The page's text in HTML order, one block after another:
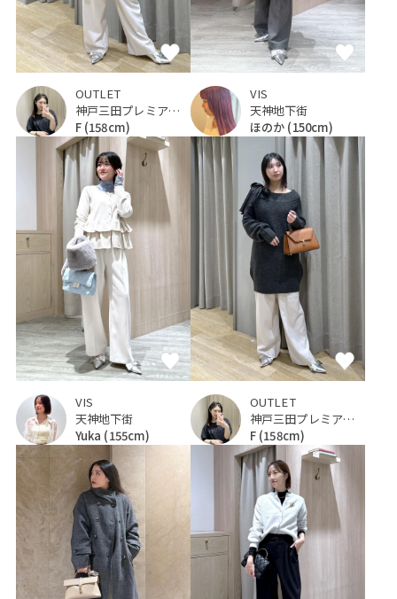
OUTLET
神戸三田プレミアム・アウトレット
F (158cm)
VIS
天神地下街
ほのか (150cm)
VIS
天神地下街
Yuka (155cm)
OUTLET
神戸三田プレミアム・アウトレット
F (158cm)